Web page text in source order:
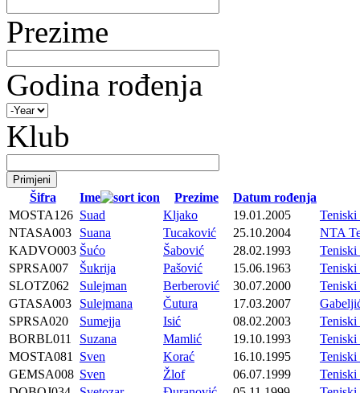
Prezime
Godina rođenja
Klub
Šifra Ime Prezime
Datum rođenja
MOSTA126 Suad Kljako 19.01.2005
NTASA003
Suana Tucaković 25.10.2004
NTA
KADVO003 Šućo Šabović 28.02.1993
SPRSA007
Šukrija Pašović 15.06.1963
SLOTZ062
Sulejman Berberović 30.07.2000
GTASA003
Sulejmana Čutura 17.03.2007
SPRSA020
Sumejja Isić 08.02.2003
BORBL011
Suzana Mamlić 19.10.1993
MOSTA081
Sven Korać 16.10.1995
GEMSA008 Sven Žlof 06.07.1999